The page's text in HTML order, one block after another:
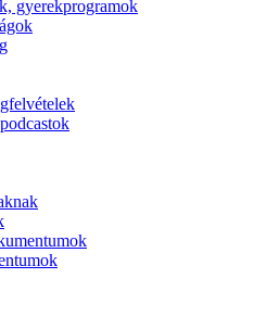
gyerekprogramok